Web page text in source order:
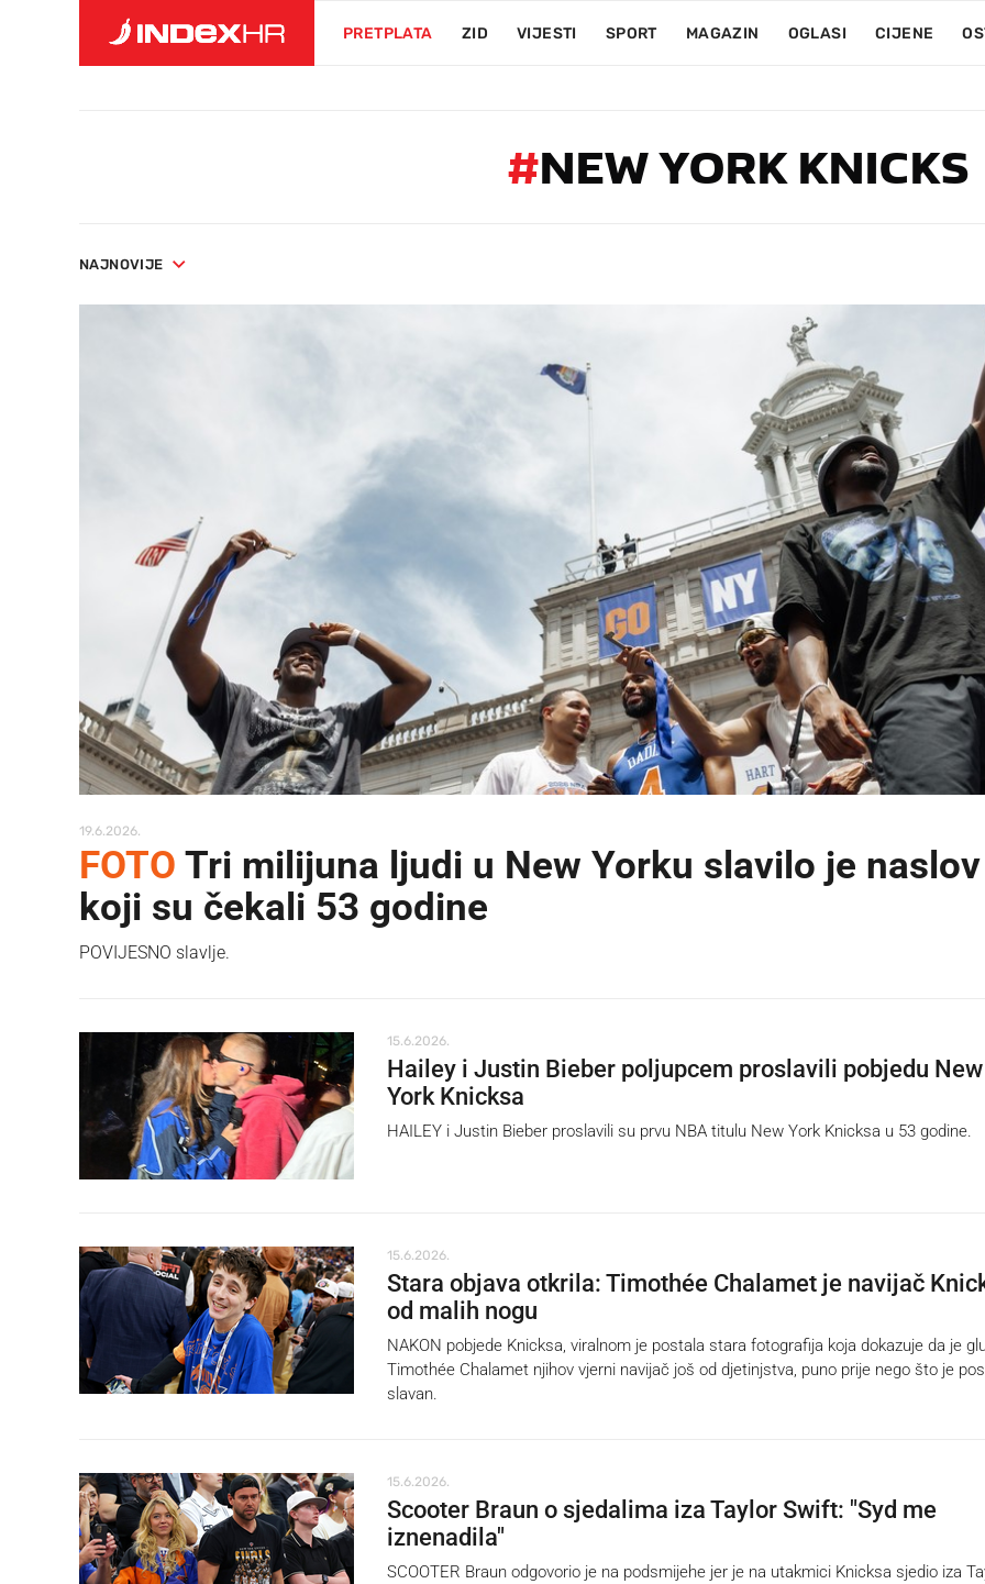
PRETPLATA ZID VIJESTI SPORT MAGAZIN OGLASI CIJENE
#NEW YORK KNICKS
NAJNOVIJE
19.6.2026.
FOTO Tri milijuna ljudi u New Yorku slavilo je naslov
koji su čekali 53 godine
POVIJESNO slavlje.
15.6.2026.
Hailey i Justin Bieber poljupcem proslavili pobjedu New
York Knicksa
HAILEY i Justin Bieber proslavili su prvu NBA titulu New York Knicksa u 53 godine.
15.6.2026.
Stara objava otkrila: Timothée Chalamet je navijač
od malih nogu
NAKON pobjede Knicksa, viralnom je postala stara fotografija koja dokazuje da je
Timothée Chalamet njihov vjerni navijač još od djetinjstva, puno prije nego što je
slavan.
15.6.2026.
Scooter Braun o sjedalima iza Taylor Swift: "Syd me
iznenadila"
SCOOTER Braun odgovorio je na podsmijehe jer je na utakmici Knicksa sjedio iza